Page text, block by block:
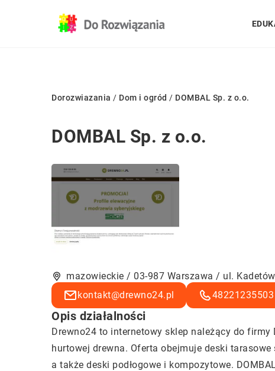
Dorozwiazania / Dom i ogród / DOMBAL Sp. z o.o.
DOMBAL Sp. z o.o.
mazowieckie / 03-987 Warszawa / ul.
kontakt@drewno24.pl
48221235503
Opis działalności
Drewno24 to internetowy sklep należący do firmy
hurtowej drewna. Oferta obejmuje deski
a także deski podłogowe i kompozytowe.